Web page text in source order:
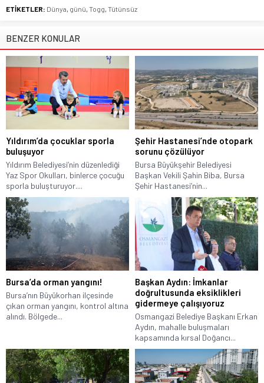
ETİKETLER: Dünya günü Togg Tütünsüz
BENZER KONULAR
Yıldırım’da çocuklar sporla
buluşuyor
Yıldırım Belediyesi’nin düzenlediği
Yaz Spor Okulları, binlerce çocuğu
sporla buluşturuyor....
Şehir Hastanesi’nde otopark
sorunu çözülüyor
Bursa Büyükşehir Belediyesi
Başkan Vekili Şahin Biba, Bursa
Şehir Hastanesi’nin...
Bursa’da orman yangını!
Bursa’nın Büyükorhan ilçesinde
çıkan orman yangını, kontrol altına
alındı. Bölgede...
Başkan Aydın: İmkanlar
doğrultusunda eksiklikleri
gidermeye çalışıyoruz
Osmangazi Belediye Başkanı Erkan
Aydın, mahalle buluşmaları
kapsamında kırsal Doğancı...